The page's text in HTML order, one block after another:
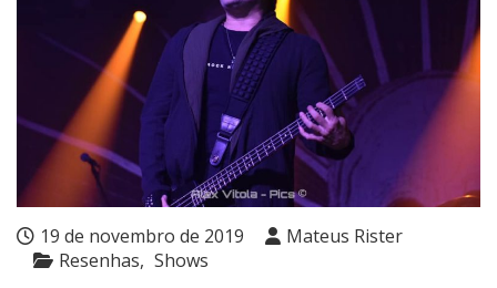
19 de novembro de 2019
Mateus Rister
Resenhas
Shows